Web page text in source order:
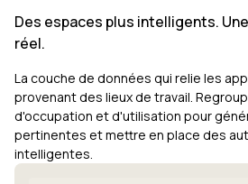
Des espaces plus intelligents.
réel.
La couche de données qui relie les
provenant des lieux de travail.
d'occupation et d'utilisation pour
pertinentes et mettre en place des
intelligentes.